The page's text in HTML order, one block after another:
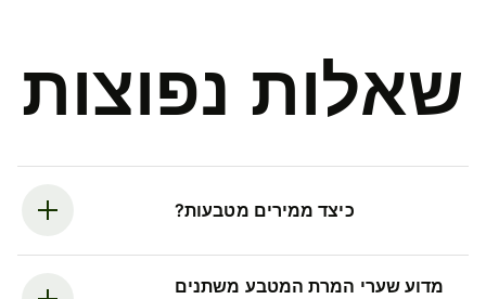
שאלות נפוצות
כיצד ממירים מטבעות?
מדוע שערי המרת המטבע משתנים